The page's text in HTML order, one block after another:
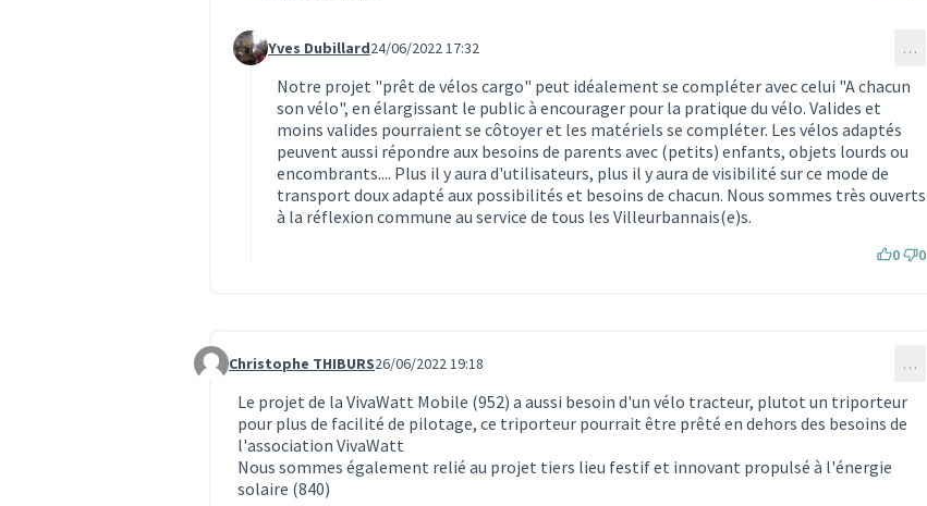
Commentaire 1911 (réponse au commentaire 1909)
Yves Dubillard24/06/2022 17:32 …
Notre projet "prêt de vélos cargo" peut idéalement se compléter avec celui "A chacun
son vélo", en élargissant le public à encourager pour la pratique du vélo. Valides et
moins valides pourraient se côtoyer et les matériels se compléter. Les vélos adaptés
peuvent aussi répondre aux besoins de parents avec (petits) enfants, objets lourds ou
encombrants.... Plus il y aura d'utilisateurs, plus il y aura de visibilité sur ce mode de
transport doux adapté aux possibilités et besoins de chacun. Nous sommes très ouverts
à la réflexion commune au service de tous les Villeurbannais(e)s.
0 0
Commentaire 1914
Christophe THIBURS26/06/2022 19:18 …
Le projet de la VivaWatt Mobile (952) a aussi besoin d'un vélo tracteur, plutot un triporteur
pour plus de facilité de pilotage, ce triporteur pourrait être prêté en dehors des besoins de
l'association VivaWatt
Nous sommes également relié au projet tiers lieu festif et innovant propulsé à l'énergie
solaire (840)